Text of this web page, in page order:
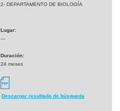
2- DEPARTAMENTO DE BIOLOGÍA
Lugar:
---
Duración:
24 meses
Descargar resultado de búsqueda